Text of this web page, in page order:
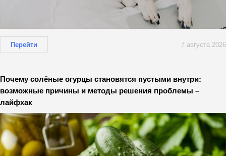
Перейти 7 августа 2026
Почему солёные огурцы становятся пустыми внутри:
возможные причины и методы решения проблемы –
лайфхак